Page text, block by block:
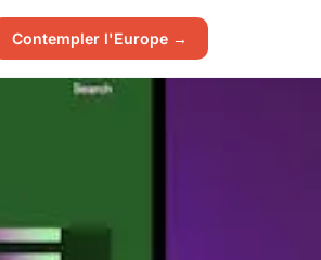
Contempler l'Europe →